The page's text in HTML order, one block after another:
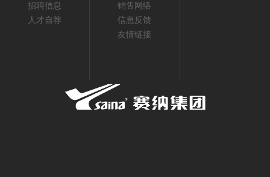
招聘信息
人才自荐
销售网络
信息反馈
友情链接